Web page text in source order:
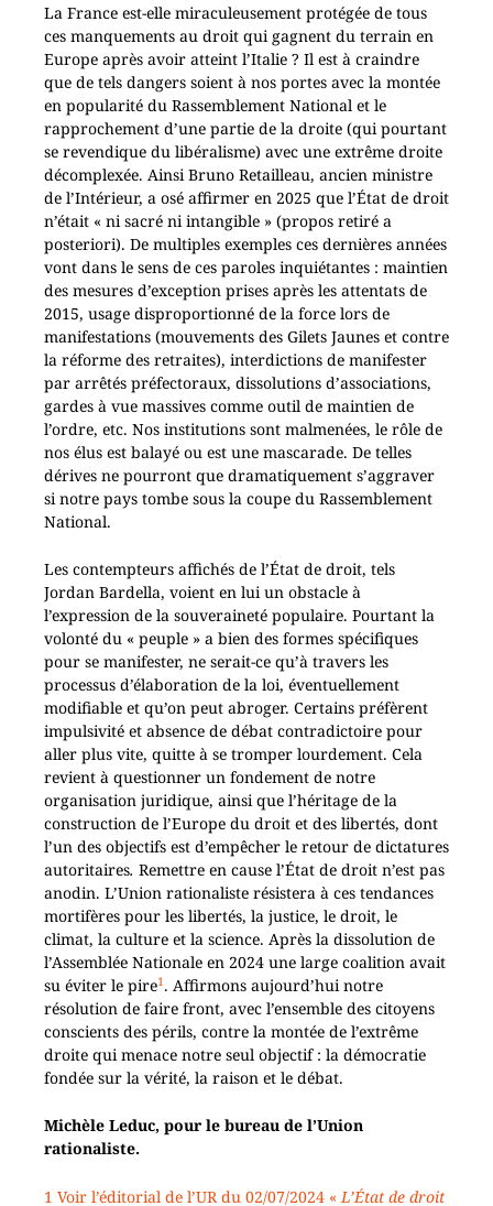
La France est-elle miraculeusement protégée de tous
ces manquements au droit qui gagnent du terrain en
Europe après avoir atteint l’Italie ? Il est à craindre
que de tels dangers soient à nos portes avec la montée
en popularité du Rassemblement National et le
rapprochement d’une partie de la droite (qui pourtant
se revendique du libéralisme) avec une extrême droite
décomplexée. Ainsi Bruno Retailleau, ancien ministre
de l’Intérieur, a osé affirmer en 2025 que l’État de droit
n’était « ni sacré ni intangible » (propos retiré a
posteriori). De multiples exemples ces dernières années
vont dans le sens de ces paroles inquiétantes : maintien
des mesures d’exception prises après les attentats de
2015, usage disproportionné de la force lors de
manifestations (mouvements des Gilets Jaunes et contre
la réforme des retraites), interdictions de manifester
par arrêtés préfectoraux, dissolutions d’associations,
gardes à vue massives comme outil de maintien de
l’ordre, etc. Nos institutions sont malmenées, le rôle de
nos élus est balayé ou est une mascarade. De telles
dérives ne pourront que dramatiquement s’aggraver
si notre pays tombe sous la coupe du Rassemblement
National.
Les contempteurs affichés de l’État de droit, tels
Jordan Bardella, voient en lui un obstacle à
l’expression de la souveraineté populaire. Pourtant la
volonté du « peuple » a bien des formes spécifiques
pour se manifester, ne serait-ce qu’à travers les
processus d’élaboration de la loi, éventuellement
modifiable et qu’on peut abroger. Certains préfèrent
impulsivité et absence de débat contradictoire pour
aller plus vite, quitte à se tromper lourdement. Cela
revient à questionner un fondement de notre
organisation juridique, ainsi que l’héritage de la
construction de l’Europe du droit et des libertés, dont
l’un des objectifs est d’empêcher le retour de dictatures
autoritaires. Remettre en cause l’État de droit n’est pas
anodin. L’Union rationaliste résistera à ces tendances
mortifères pour les libertés, la justice, le droit, le
climat, la culture et la science. Après la dissolution de
l’Assemblée Nationale en 2024 une large coalition avait
su éviter le pire1 . Affirmons aujourd’hui notre
résolution de faire front, avec l’ensemble des citoyens
conscients des périls, contre la montée de l’extrême
droite qui menace notre seul objectif : la démocratie
fondée sur la vérité, la raison et le débat.
Michèle Leduc, pour le bureau de l’Union
rationaliste.
1 Voir l’éditorial de l’UR du 02/07/2024 « L’État de droit